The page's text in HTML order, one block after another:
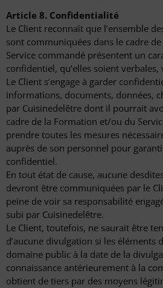
Article 8. Confidentialité
Le Client reconnaît que l’ensemble
sont communiquées dans le cadre
Service commandé présentent un
confidentiel, qu’elles soient verbales,
Le Client s’engage à garder
informations, documents, données,
par Cuisinedelêtre dont il pourrait
cadre de la Formation et/ou du
prendre toutes les mesures
auprès de son personnel pour
confidentiel.
En tout état de cause, aucune
devront être communiquées par le
peine de voir sa responsabilité
subi par Cuisinedelêtre.
Le Client, toutefois, ne saurait être
d’aucune divulgation si les éléments
domaine public à la date de la
connaissance antérieurement à la
obtient de tiers par des moyens